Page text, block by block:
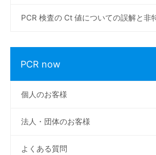
PCR 検査の Ct 値についての誤解と非
PCR now
個人のお客様
法人・団体のお客様
よくある質問